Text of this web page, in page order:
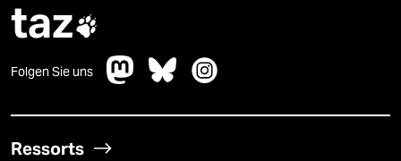
taz
Folgen Sie uns
Ressorts